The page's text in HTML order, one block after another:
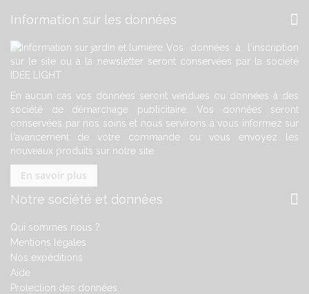
Information sur les données
Vos données à l'inscription
sur le site ou à la newsletter seront conservées par la société
IDEE LIGHT
En aucun cas vos données seront vendues ou données à des
société de démarchage publicitaire. Vos données seront
conservées par nos soins et nous servirons à vous informez sur
l'avancement de votre commande ou vous envoyez les
nouveaux produits sur notre site.
En savoir plus
Notre société et données
Qui sommes nous ?
Mentions légales
Nos expéditions
Aide
Protection des données